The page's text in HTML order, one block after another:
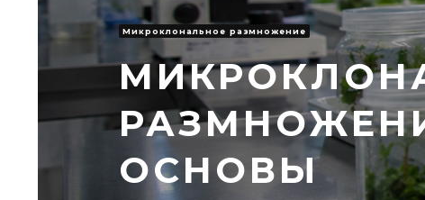
Микроклональное размножение
ОСНОВЫ